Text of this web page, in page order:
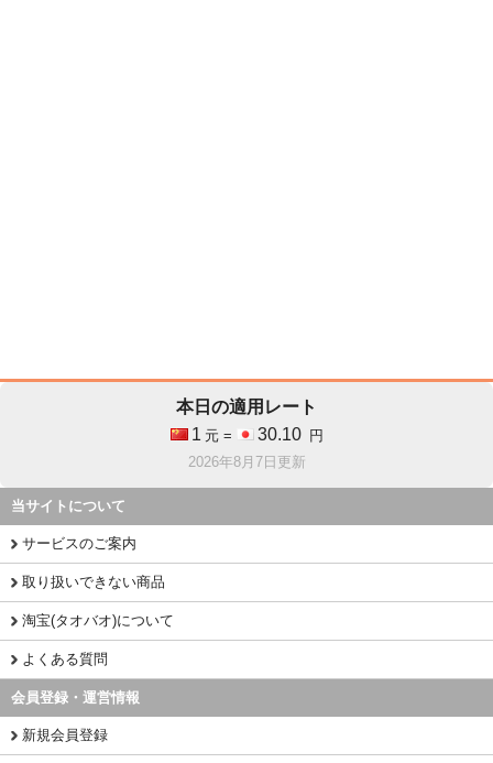
本日の適用レート
1 元 = 30.10
円
2026年8月7日更新
当サイトについて
サービスのご案内
取り扱いできない商品
淘宝(タオバオ)について
よくある質問
会員登録・運営情報
新規会員登録